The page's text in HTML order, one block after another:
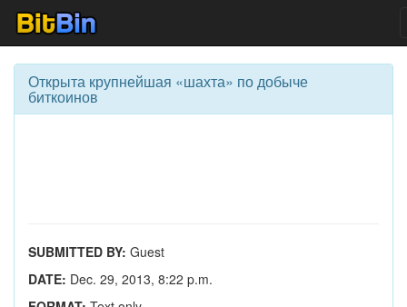
Открыта крупнейшая «шахта» по добыче
биткоинов
SUBMITTED BY: Guest
DATE: Dec. 29, 2013, 8:22 p.m.